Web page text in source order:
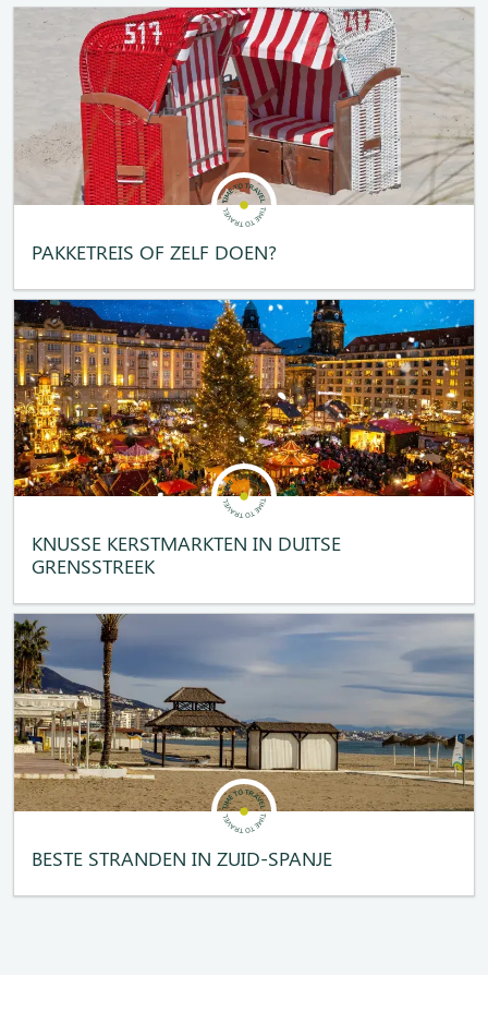
PAKKETREIS OF ZELF DOEN?
KNUSSE KERSTMARKTEN IN DUITSE
GRENSSTREEK
BESTE STRANDEN IN ZUID-SPANJE